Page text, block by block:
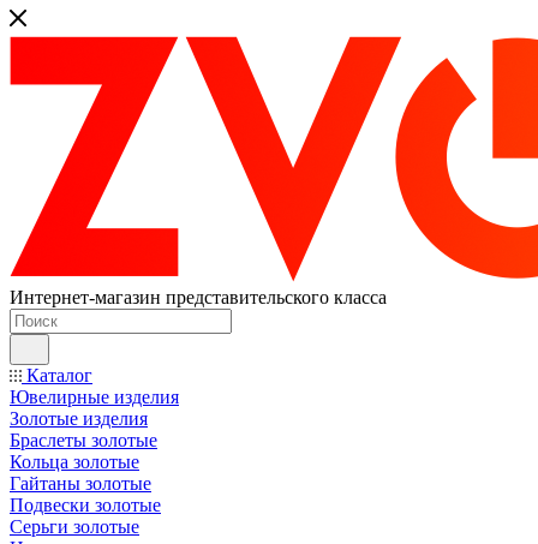
Интернет-магазин представительского класса
Каталог
Ювелирные изделия
Золотые изделия
Браслеты золотые
Кольца золотые
Гайтаны золотые
Подвески золотые
Серьги золотые